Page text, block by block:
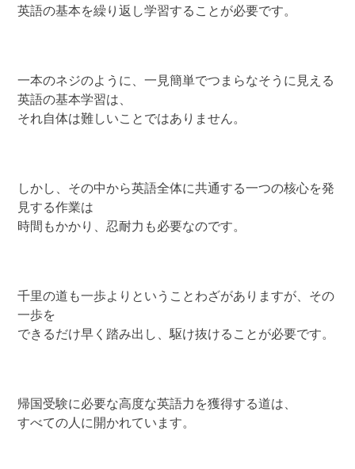
英語の基本を繰り返し学習することが必要です。
一本のネジのように、一見簡単でつまらなそうに見える
英語の基本学習は、
それ自体は難しいことではありません。
しかし、その中から英語全体に共通する一つの核心を発
見する作業は
時間もかかり、忍耐力も必要なのです。
千里の道も一歩よりということわざがありますが、その
一歩を
できるだけ早く踏み出し、駆け抜けることが必要です。
帰国受験に必要な高度な英語力を獲得する道は、
すべての人に開かれています。